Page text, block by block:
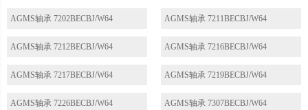
AGMS轴承 7202BECBJ/W64 AGMS轴承 7211BECBJ/W64
AGMS轴承 7212BECBJ/W64 AGMS轴承 7216BECBJ/W64
AGMS轴承 7217BECBJ/W64 AGMS轴承 7219BECBJ/W64
AGMS轴承 7226BECBJ/W64 AGMS轴承 7307BECBJ/W64